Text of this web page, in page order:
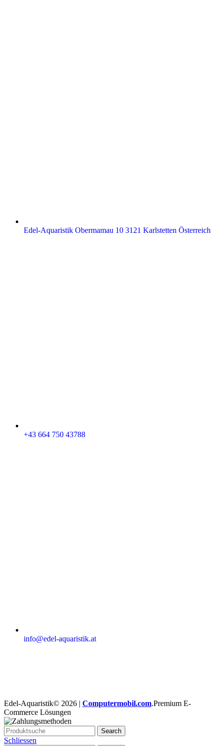
Edel-Aquaristik Obermamau 10 3121 Karlstetten Österreich
+43 664 750 43788
info@edel-aquaristik.at
Edel-Aquaristik© 2026 | Computermobil.com.Premium E-
Commerce Lösungen
Search
Schliessen